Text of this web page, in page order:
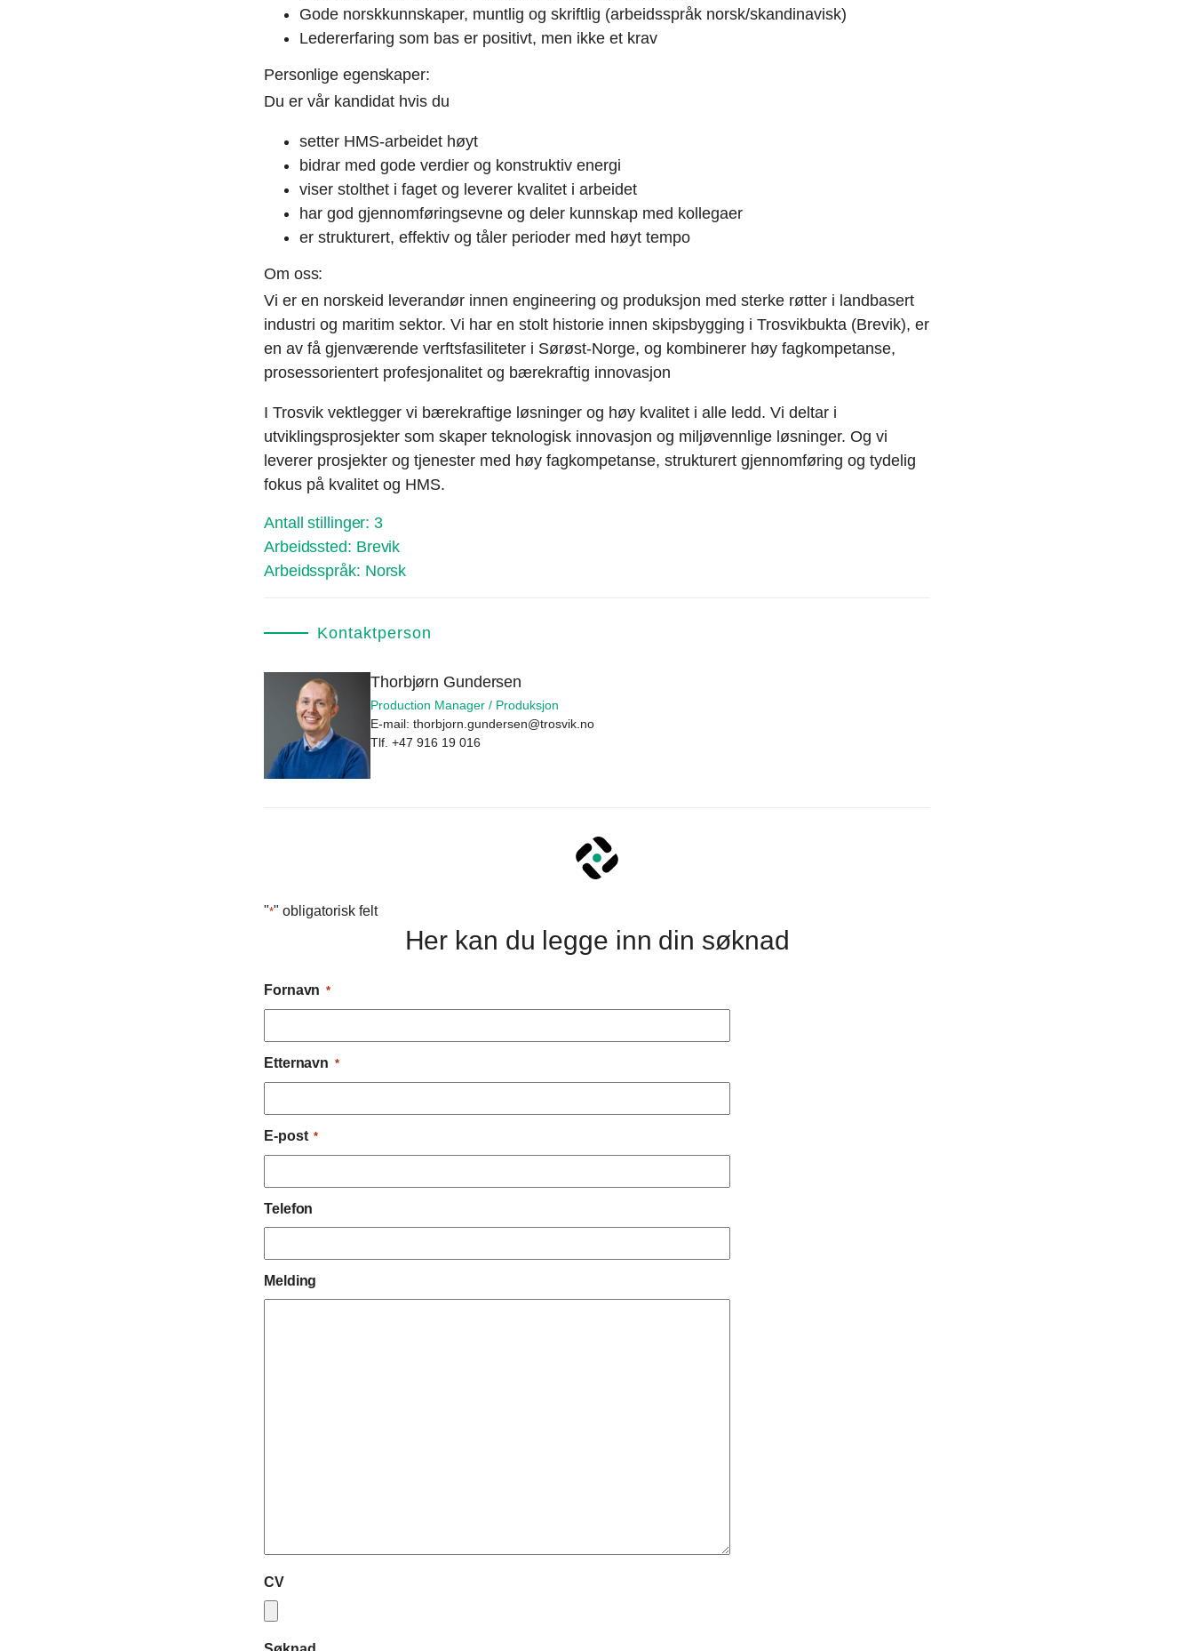
Gode norskkunnskaper, muntlig og skriftlig (arbeidsspråk norsk/skandinavisk)
Ledererfaring som bas er positivt, men ikke et krav
Personlige egenskaper:
Du er vår kandidat hvis du
setter HMS-arbeidet høyt
bidrar med gode verdier og konstruktiv energi
viser stolthet i faget og leverer kvalitet i arbeidet
har god gjennomføringsevne og deler kunnskap med kollegaer
er strukturert, effektiv og tåler perioder med høyt tempo
Om oss:
Vi er en norskeid leverandør innen engineering og produksjon med sterke røtter i landbasert
industri og maritim sektor. Vi har en stolt historie innen skipsbygging i Trosvikbukta (Brevik), er
en av få gjenværende verftsfasiliteter i Sørøst-Norge, og kombinerer høy fagkompetanse,
prosessorientert profesjonalitet og bærekraftig innovasjon
I Trosvik vektlegger vi bærekraftige løsninger og høy kvalitet i alle ledd. Vi deltar i
utviklingsprosjekter som skaper teknologisk innovasjon og miljøvennlige løsninger. Og vi
leverer prosjekter og tjenester med høy fagkompetanse, strukturert gjennomføring og tydelig
fokus på kvalitet og HMS.
Antall stillinger: 3
Arbeidssted: Brevik
Arbeidsspråk: Norsk
Kontaktperson
Thorbjørn Gundersen
Production Manager / Produksjon
E-mail: thorbjorn.gundersen@trosvik.no
Tlf. +47 916 19 016
"*" obligatorisk felt
Her kan du legge inn din søknad
Fornavn *
Etternavn *
E-post *
Telefon
Melding
CV